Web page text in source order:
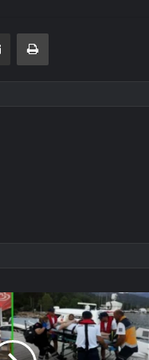
E-Posta ile paylaş Yazdır